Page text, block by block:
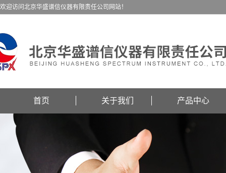
欢迎访问北京华盛谱信仪器有限责任公司网站！
首页 关于我们 产品中心